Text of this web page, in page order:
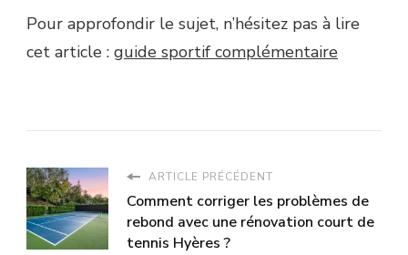
Pour approfondir le sujet, n’hésitez pas à lire
cet article : guide sportif complémentaire
ARTICLE PRÉCÉDENT
Comment corriger les problèmes de
rebond avec une rénovation court de
tennis Hyères ?